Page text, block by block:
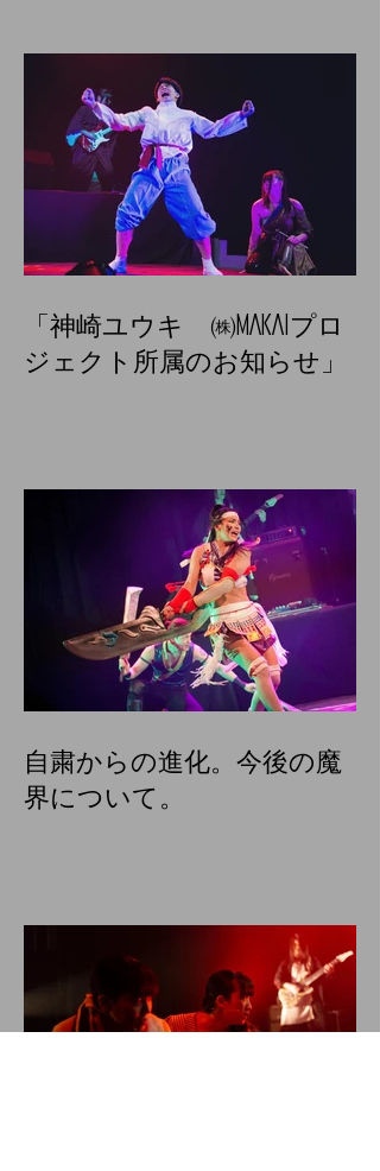
「神崎ユウキ ㈱MAKAIプロ
ジェクト所属のお知らせ」
自粛からの進化。今後の魔
界について。